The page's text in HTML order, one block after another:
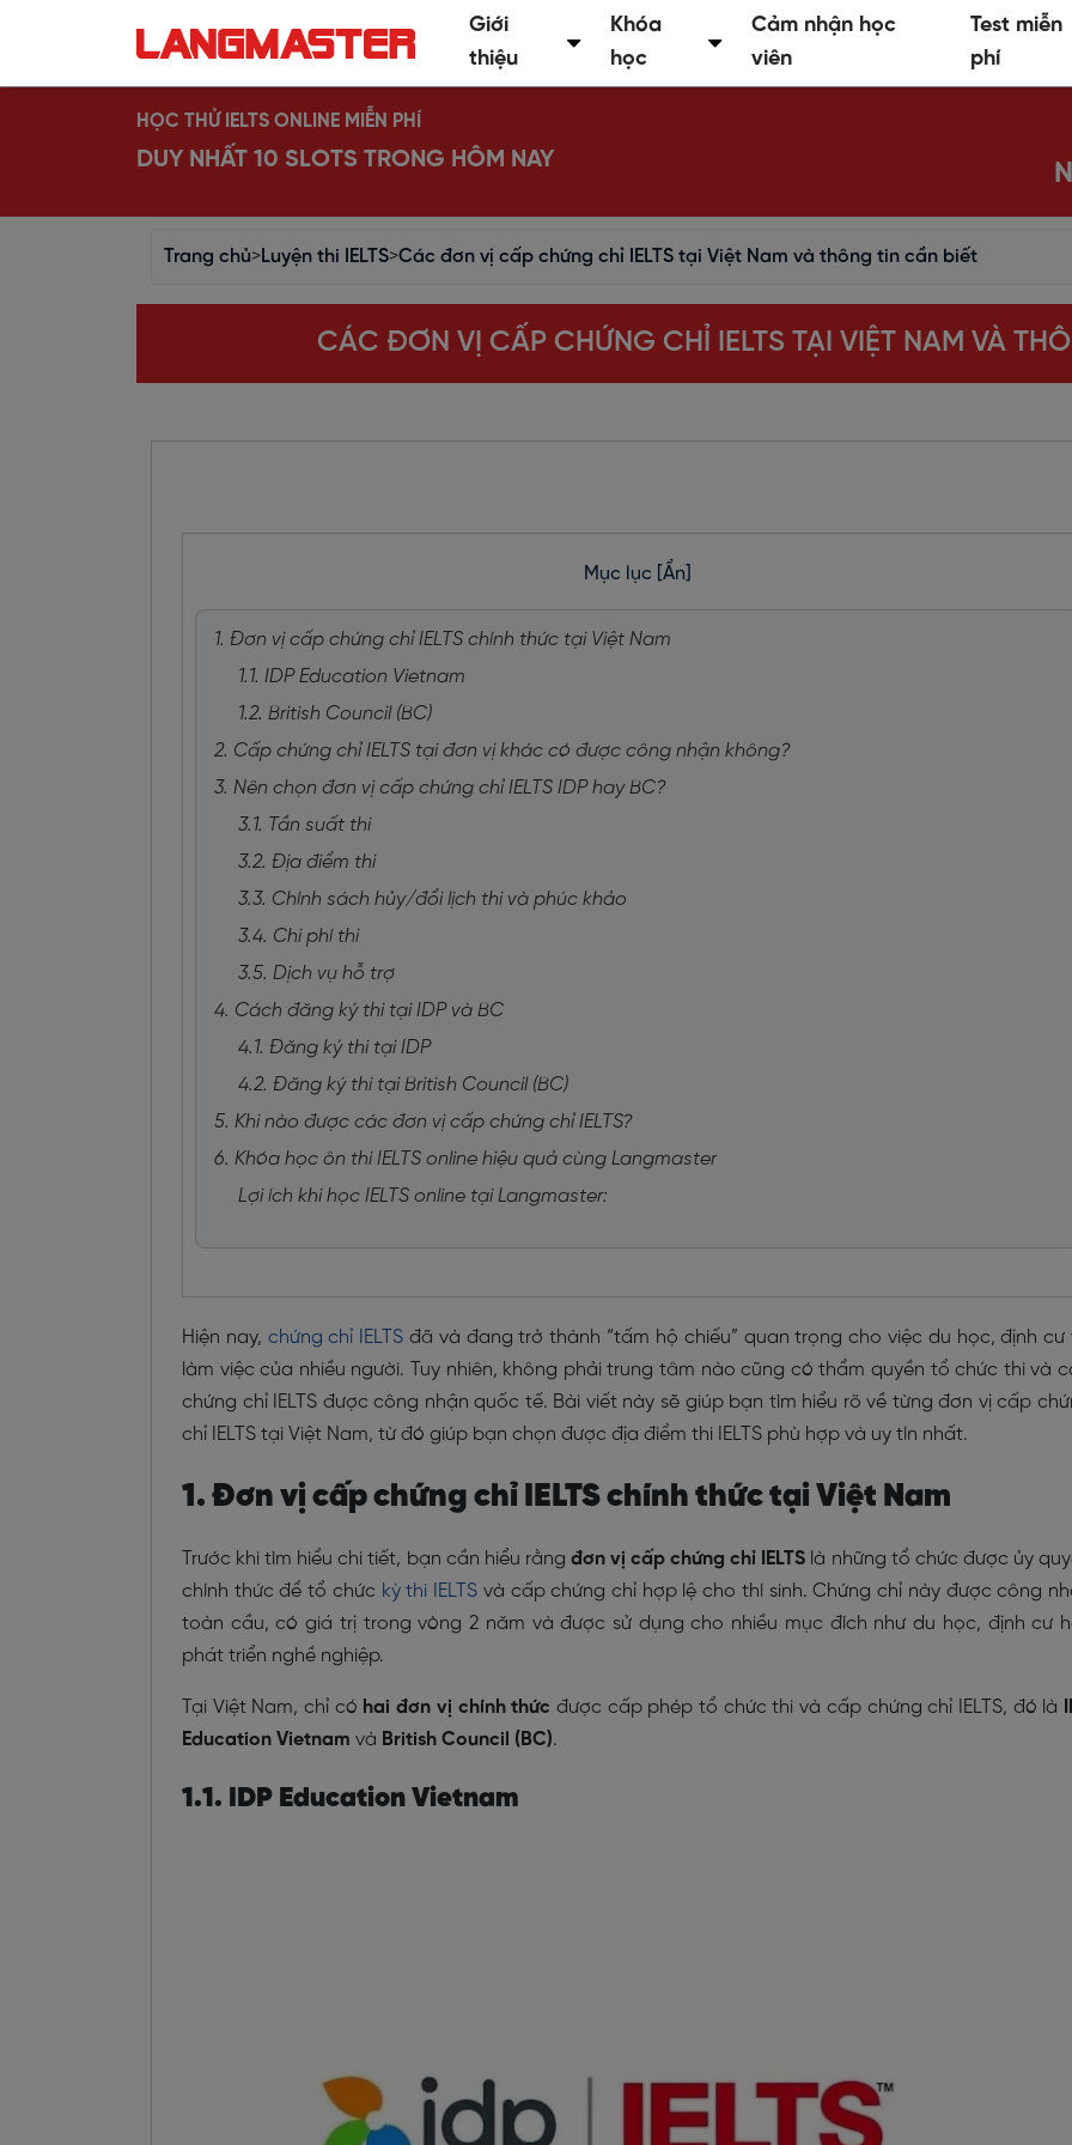
Giới
thiệu
Khóa
học
Cảm nhận học
viên
Test miễn
phí
HỌC THỬ IELTS ONLINE MIỄN PHÍ
DUY NHẤT 10 SLOTS TRONG HÔM NAY
Trang chủ>Luyện thi IELTS>Các đơn vị cấp chứng chỉ IELTS tại Việt Nam và thông tin cần biết
CÁC ĐƠN VỊ CẤP CHỨNG CHỈ IELTS TẠI VIỆT NAM VÀ
Mục lục [Ẩn]
1. Đơn vị cấp chứng chỉ IELTS chính thức tại Việt Nam
1.1. IDP Education Vietnam
1.2. British Council (BC)
2. Cấp chứng chỉ IELTS tại đơn vị khác có được công nhận không?
3. Nên chọn đơn vị cấp chứng chỉ IELTS IDP hay BC?
3.1. Tần suất thi
3.2. Địa điểm thi
3.3. Chính sách hủy/đổi lịch thi và phúc khảo
3.4. Chi phí thi
3.5. Dịch vụ hỗ trợ
4. Cách đăng ký thi tại IDP và BC
4.1. Đăng ký thi tại IDP
4.2. Đăng ký thi tại British Council (BC)
5. Khi nào được các đơn vị cấp chứng chỉ IELTS?
6. Khóa học ôn thi IELTS online hiệu quả cùng Langmaster
Lợi ích khi học IELTS online tại Langmaster:
Hiện nay, chứng chỉ IELTS đã và đang trở thành “tấm hộ chiếu” quan trọng cho việc du học, định cư
làm việc của nhiều người. Tuy nhiên, không phải trung tâm nào cũng có thẩm quyền tổ chức thi và
chứng chỉ IELTS được công nhận quốc tế. Bài viết này sẽ giúp bạn tìm hiểu rõ về từng đơn vị cấp
chỉ IELTS tại Việt Nam, từ đó giúp bạn chọn được địa điểm thi IELTS phù hợp và uy tín nhất.
1. Đơn vị cấp chứng chỉ IELTS chính thức tại Việt Nam
Trước khi tìm hiểu chi tiết, bạn cần hiểu rằng đơn vị cấp chứng chỉ IELTS là những tổ chức được ủy
chính thức để tổ chức kỳ thi IELTS và cấp chứng chỉ hợp lệ cho thí sinh. Chứng chỉ này được công
toàn cầu, có giá trị trong vòng 2 năm và được sử dụng cho nhiều mục đích như du học, định cư
phát triển nghề nghiệp.
Tại Việt Nam, chỉ có hai đơn vị chính thức được cấp phép tổ chức thi và cấp chứng chỉ IELTS, đó là
Education Vietnam và British Council (BC).
1.1. IDP Education Vietnam